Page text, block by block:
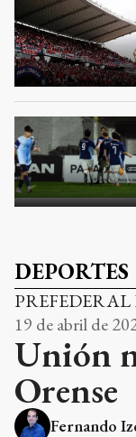
DEPORTES
PREFEDERAL
19 de abril de
Unión
Orense
Fernando